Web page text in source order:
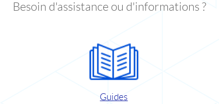
Besoin d'assistance ou d'informations ?
Guides